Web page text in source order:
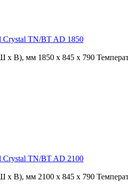
Crystal TN/BT AD 1850
x В), мм 1850 х 845 х 790
Crystal TN/BT AD 2100
x В), мм 2100 х 845 х 790